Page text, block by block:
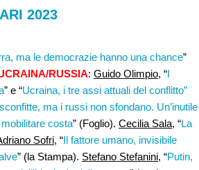
2023
ma le democrazie hanno una chance”
RUSSIA: Guido Olimpio, “I
” e “Ucraina, i tre assi attuali del conflitto”
ma i russi non sfondano. Un’inutile
costa” (Foglio). Cecilia Sala, “La
Sofri, “Il fattore umano, invisibile
” (la Stampa). Stefano Stefanini, “Putin,